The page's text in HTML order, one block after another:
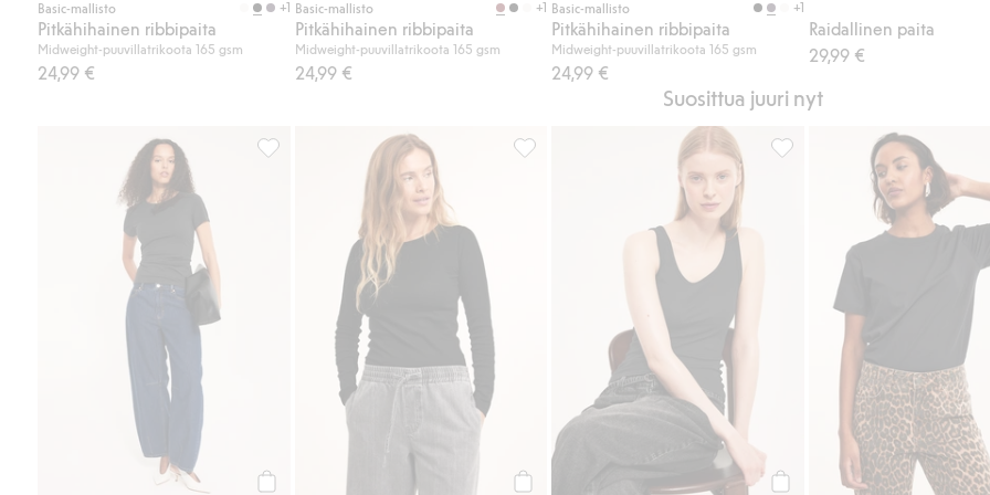
Basic-mallisto +1
Pitkähihainen ribbipaita
Midweight-puuvillatrikoota 165 gsm
24,99 €
Basic-mallisto +1
Pitkähihainen ribbipaita
Midweight-puuvillatrikoota 165 gsm
24,99 €
Basic-mallisto +1
Pitkähihainen ribbipaita
Midweight-puuvillatrikoota 165 gsm
24,99 €
Raidallinen paita
29,99 €
Suosittua juuri nyt
Lyhythihainen perustoppi, Lisää suosikkeihinPitkähihainen ribbipaita, Lisää suosikkeihinPuuvillatrikoota oleva toppi,